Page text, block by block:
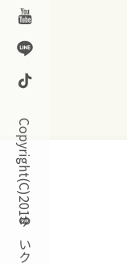
Youtube
Line
TikTok